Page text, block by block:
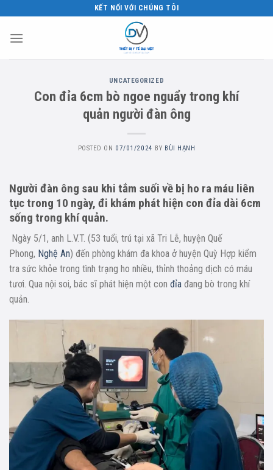
content
KẾT NỐI VỚI CHÚNG TÔI
UNCATEGORIZED
Con đỉa 6cm bò ngoe nguẩy trong khí
quản người đàn ông
POSTED ON 07/01/2024 BY BÙI HẠNH
Người đàn ông sau khi tắm suối về bị ho ra máu liên
tục trong 10 ngày, đi khám phát hiện con đỉa dài 6cm
sống trong khí quản.
Ngày 5/1, anh L.V.T. (53 tuổi, trú tại xã Tri Lễ, huyện Quế
Phong, Nghệ An) đến phòng khám đa khoa ở huyện Quỳ Hợp kiểm
tra sức khỏe trong tình trạng ho nhiều, thỉnh thoảng dịch có máu
tươi. Qua nội soi, bác sĩ phát hiện một con đỉa đang bò trong khí
quản.